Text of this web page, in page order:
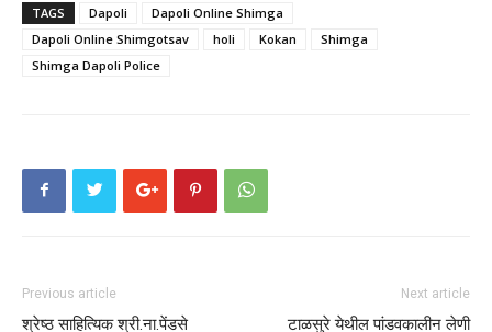
TAGS Dapoli
Dapoli Online Shimga
Dapoli Online Shimgotsav
holi Kokan
Shimga
Shimga Dapoli Police
Previous article
श्रेष्ठ साहित्यिक श्री.ना.पेंडसे
Next article
टाळसुरे येथील पांडवकालीन लेणी